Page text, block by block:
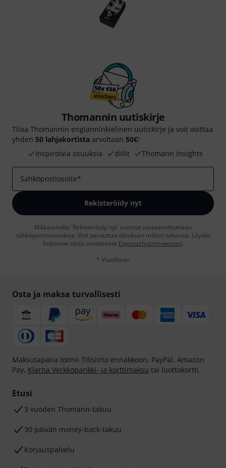
Thomannin uutiskirje
Tilaa Thomannin englanninkielinen uutiskirje ja voit voittaa
yhden 50 lahjakortista arvoltaan 50€!
Inspiroivia osuuksia
diilit Thomann Insights
Sahköpostiosoite*
Rekisteröidy nyt
Klikkaamalla 'Rekisteröidy nyt' suostut vastaanottamaan
sähköpostimainoksia. Voit peruuttaa tilauksen milloin tahansa. Löydät
lisätietoa tästä osoitteesta Datenschutzhinweisen.
* Vaaditaan
Osta ja maksa turvallisesti
Maksutapana toimii Tilisiirto ennakkoon, PayPal, Amazon
Pay, Klarna Verkkopankki- ja korttimaksu tai luottokortti.
Etusi
3 vuoden Thomann-takuu
30 päivän money-back-takuu
Korjauspalvelu